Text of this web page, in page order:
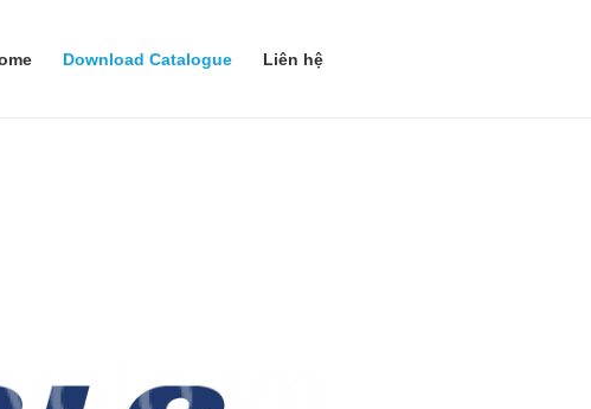
Download Catalogue Liên hệ